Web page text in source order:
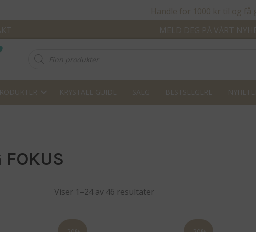
Handle for 1000 kr til og få
MELD DEG PÅ VÅRT
Products
search
KRYSTALL GUIDE SALG BESTSELGERE
FOKUS
Viser 1–24 av 46 resultaterSortert